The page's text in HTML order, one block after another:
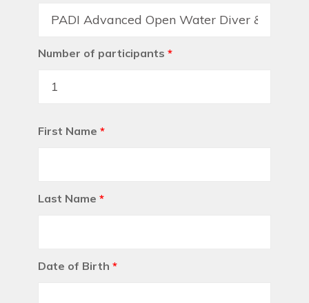
Number of participants *
First Name *
Last Name *
Date of Birth *